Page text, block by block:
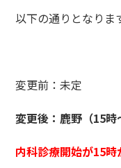
以下の通りとなりま
変更前：未定
変更後：鹿野（15時
内科診療開始が15時